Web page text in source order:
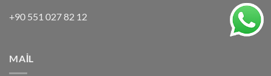
+90 551 027 82 12
MAİL